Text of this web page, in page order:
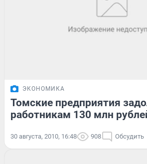
ЭКОНОМИКА
Томские предприятия
работникам 130 млн
30 августа, 2010, 16:48 908 Обсудить